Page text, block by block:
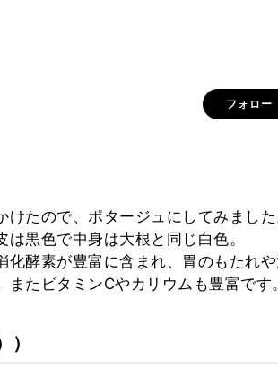
フォロー
たので、ポタージュにしてみました
黒色で中身は大根と同じ白色。
化酵素が豊富に含まれ、胃のもたれ
たビタミンCやカリウムも豊富です。